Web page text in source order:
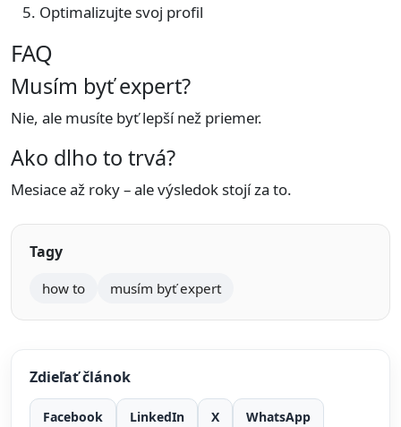
Optimalizujte svoj profil
FAQ
Musím byť expert?
Nie, ale musíte byť lepší než priemer.
Ako dlho to trvá?
Mesiace až roky – ale výsledok stojí za to.
Tagy
how to musím byť expert
Zdieľať článok
Facebook LinkedIn X WhatsApp